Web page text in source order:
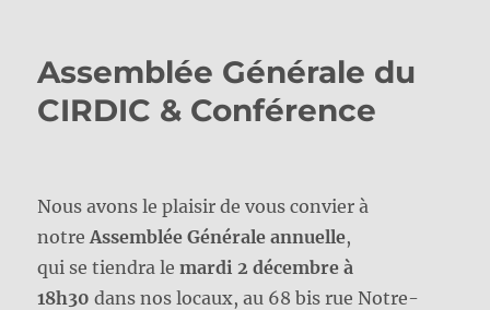
Assemblée Générale du
CIRDIC & Conférence
Nous avons le plaisir de vous convier à
notre Assemblée Générale annuelle,
qui se tiendra lemardi 2 décembre à
18h30 dans nos locaux, au 68 bis rue Notre-